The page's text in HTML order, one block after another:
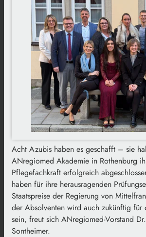
Acht Azubis haben es geschafft – sie
ANregiomed Akademie in Rothenburg
Pflegefachkraft erfolgreich
haben für ihre herausragenden
Staatspreise der Regierung von
der Absolventen wird auch zukünftig für
sein, freut sich ANregiomed-Vorstand
Sontheimer.